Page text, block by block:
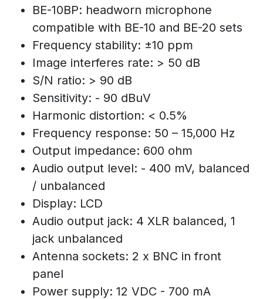
BE-10BP: headworn microphone
compatible with BE-10 and BE-20 sets
Frequency stability: ±10 ppm
Image interferes rate: > 50 dB
S/N ratio: > 90 dB
Sensitivity: - 90 dBuV
Harmonic distortion: < 0.5%
Frequency response: 50 – 15,000 Hz
Output impedance: 600 ohm
Audio output level: - 400 mV, balanced
/ unbalanced
Display: LCD
Audio output jack: 4 XLR balanced, 1
jack unbalanced
Antenna sockets: 2 x BNC in front
panel
Power supply: 12 VDC - 700 mA